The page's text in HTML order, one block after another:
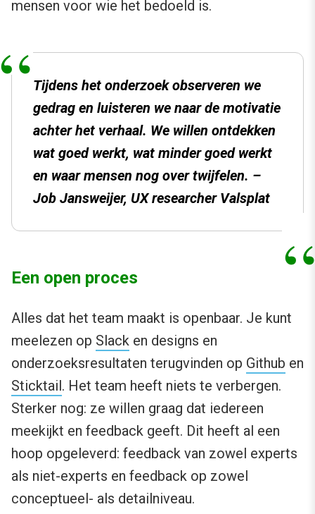
mensen voor wie het bedoeld is.
Tijdens het onderzoek observeren we
gedrag en luisteren we naar de motivatie
achter het verhaal. We willen ontdekken
wat goed werkt, wat minder goed werkt
en waar mensen nog over twijfelen. –
Job Jansweijer, UX researcher Valsplat
Een open proces
Alles dat het team maakt is openbaar. Je kunt
meelezen op Slack en designs en
onderzoeksresultaten terugvinden op Github en
Sticktail. Het team heeft niets te verbergen.
Sterker nog: ze willen graag dat iedereen
meekijkt en feedback geeft. Dit heeft al een
hoop opgeleverd: feedback van zowel experts
als niet-experts en feedback op zowel
conceptueel- als detailniveau.